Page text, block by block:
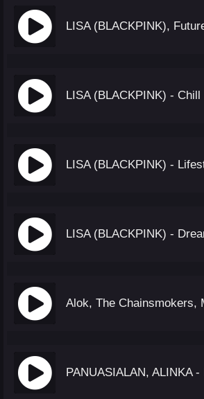
LISA (BLACKPINK) - Chill
LISA (BLACKPINK) -
LISA (BLACKPINK) -
PANUASIALAN, ALINKA -